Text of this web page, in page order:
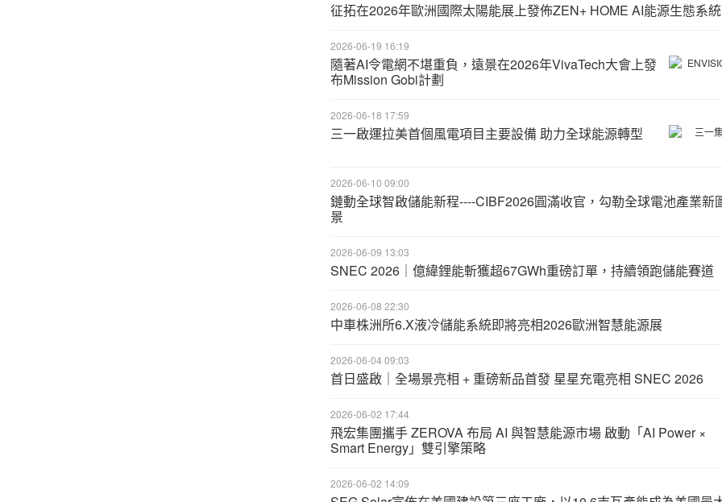
征拓在2026年歐洲國際太陽能展上發佈ZEN+ HOME AI能源生態系統
2026-06-19 16:19
隨著AI令電網不堪重負，遠景在2026年VivaTech大會上發
布Mission Gobi計劃
2026-06-18 17:59
三一啟運拉美首個風電項目主要設備 助力全球能源轉型
2026-06-10 09:00
鏈動全球智啟儲能新程----CIBF2026圓滿收官，勾勒全球電池產業新
景
2026-06-09 13:03
SNEC 2026｜億緯鋰能斬獲超67GWh重磅訂單，持續領跑儲能賽道
2026-06-08 22:30
中車株洲所6.X液冷儲能系統即將亮相2026歐洲智慧能源展
2026-06-04 09:03
首日盛啟｜全場景亮相 + 重磅新品首發 星星充電亮相 SNEC 2026
2026-06-02 17:44
飛宏集團攜手 ZEROVA 布局 AI 與智慧能源市場 啟動「AI Power ×
Smart Energy」雙引擎策略
2026-06-02 14:09